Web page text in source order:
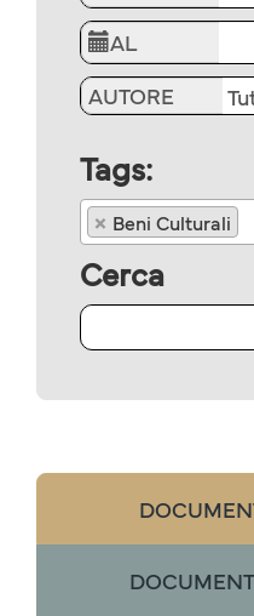
AL
AUTORE
Tags:
× Beni Culturali
Cerca